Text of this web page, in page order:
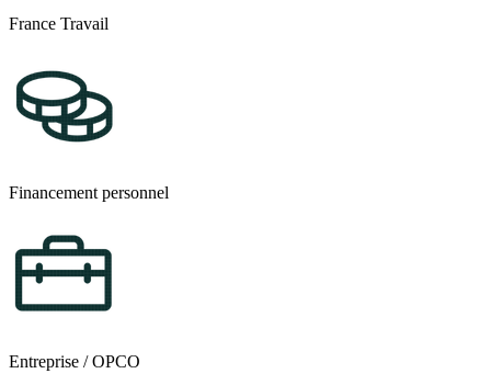
France Travail
Financement personnel
Entreprise / OPCO